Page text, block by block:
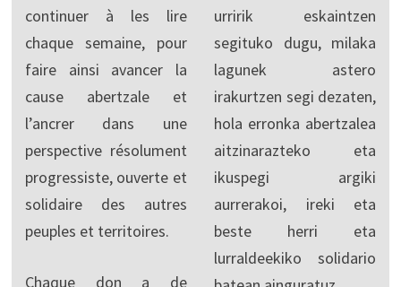
continuer à les lire
chaque semaine, pour
faire ainsi avancer la
cause abertzale et
l’ancrer dans une
perspective résolument
progressiste, ouverte et
solidaire des autres
peuples et territoires.
Chaque don a de
urririk eskaintzen
segituko dugu, milaka
lagunek astero
irakurtzen segi dezaten,
hola erronka abertzalea
aitzinarazteko eta
ikuspegi argiki
aurrerakoi, ireki eta
beste herri eta
lurraldeekiko solidario